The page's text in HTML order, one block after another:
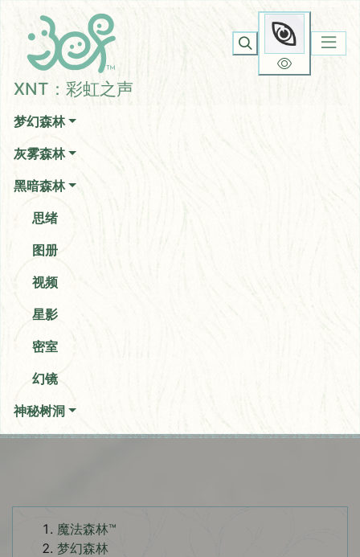
XNT：彩虹之声
梦幻森林
灰雾森林
黑暗森林
思绪
图册
视频
星影
密室
幻镜
神秘树洞
魔法森林™
梦幻森林
XNT：彩虹之声